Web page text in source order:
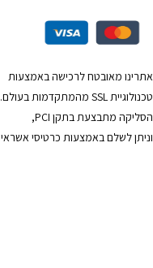
אתרינו מאובטח לרכישה באמצעות
טכנולוגיית SSL מהמתקדמות בעולם.
הסליקה מתבצעת בתקן PCI,
וניתן לשלם באמצעות כרטיסי אשראי